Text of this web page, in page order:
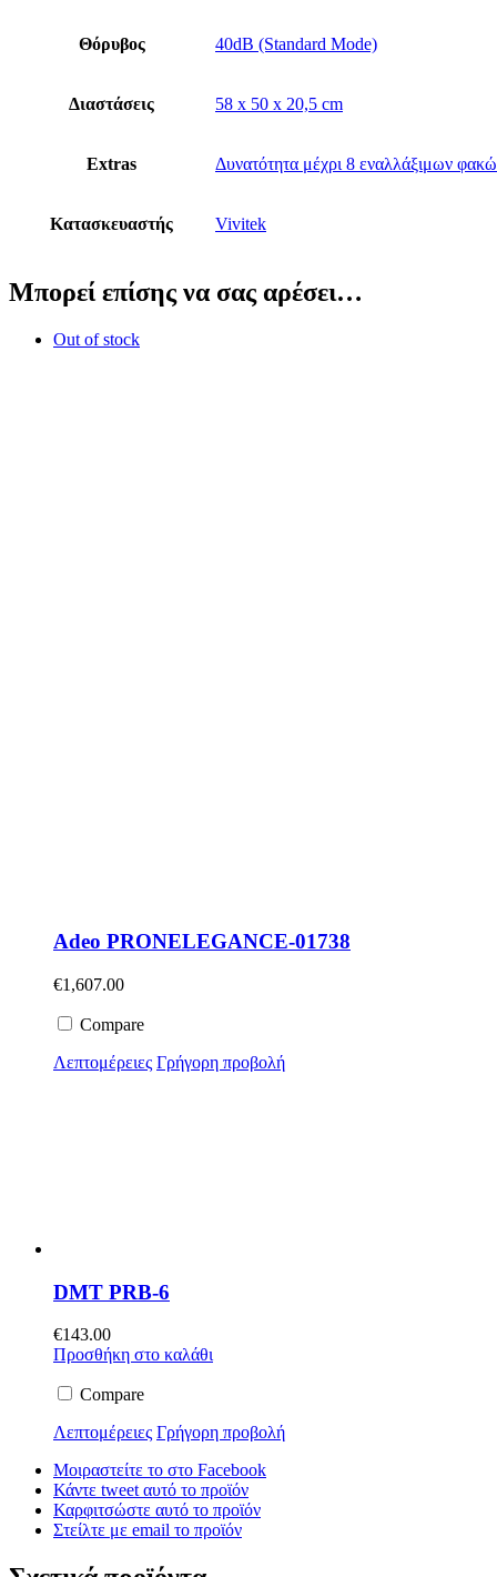
Θόρυβος 40dB (Standard Mode)
Διαστάσεις 58 x 50 x 20,5 cm
Extras Δυνατότητα μέχρι 8 εναλλάξιμων
Κατασκευαστής Vivitek
Μπορεί επίσης να σας αρέσει…
Out of stock
Adeo PRONELEGANCE-01738
€1,607.00
Compare
Λεπτομέρειες Γρήγορη προβολή
DMT PRB-6
€143.00
Προσθήκη στο καλάθι
Compare
Λεπτομέρειες Γρήγορη προβολή
Μοιραστείτε το στο Facebook
Κάντε tweet αυτό το προϊόν
Καρφιτσώστε αυτό το προϊόν
Στείλτε με email το προϊόν